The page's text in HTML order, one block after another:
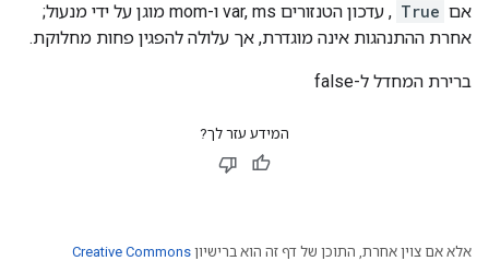
אם True
, עדכון הטנזורים var, ms ו-mom מוגן על ידי מנעול;
אחרת ההתנהגות אינה מוגדרת, אך עלולה להפגין פחות מחלוקת.
ברירת המחדל ל-false
המידע עזר לך?
אלא אם צוין אחרת, התוכן של דף זה הוא ברישיון Creative Commons